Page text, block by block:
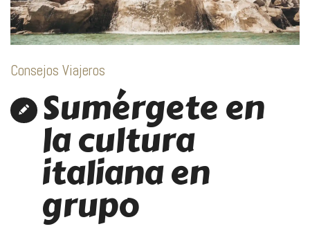
Consejos Viajeros
Sumérgete en
la cultura
italiana en
grupo